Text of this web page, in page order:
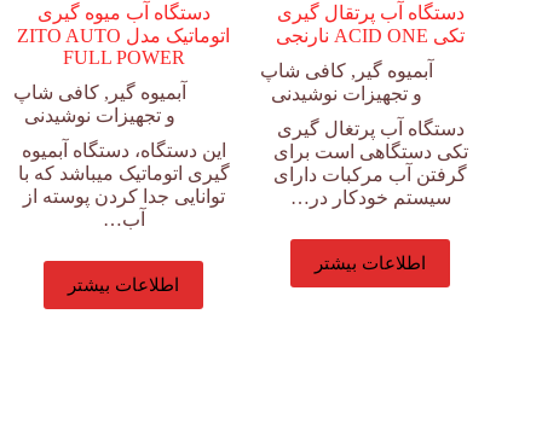
دستگاه آب پرتقال گیری
تکی ACID ONE نارنجی
آبمیوه گیر ,کافی شاپ
و تجهیزات نوشیدنی
دستگاه آب پرتغال گیری
تکی دستگاهی است برای
گرفتن آب مرکبات دارای
سیستم خودکار در…
اطلاعات بیشتر
دستگاه آب میوه گیری
اتوماتیک مدل ZITO AUTO
FULL POWER
آبمیوه گیر ,کافی شاپ
و تجهیزات نوشیدنی
این دستگاه، دستگاه آبمیوه
گیری اتوماتیک میباشد که با
توانایی جدا کردن پوسته از
آب…
اطلاعات بیشتر